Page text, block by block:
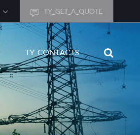
TY_GET_A_QUOTE
TY_CONTACTS